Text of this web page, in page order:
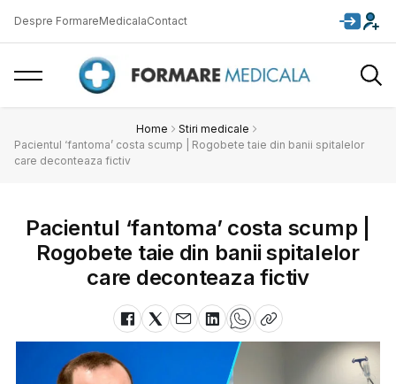
Despre FormareMedicalaContact
Home
Stiri medicale
Pacientul ‘fantoma’ costa scump | Rogobete taie din banii spitalelor
care deconteaza fictiv
Pacientul ‘fantoma’ costa scump |
Rogobete taie din banii spitalelor
care deconteaza fictiv